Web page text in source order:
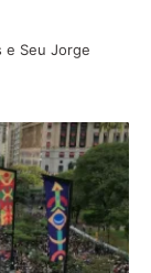
e Seu Jorge